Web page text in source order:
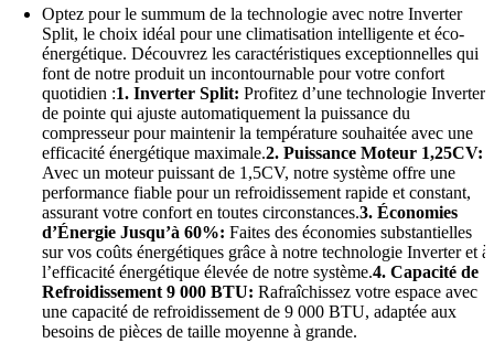
Optez pour le summum de la technologie avec notre Inverter
Split, le choix idéal pour une climatisation intelligente et éco-
énergétique. Découvrez les caractéristiques exceptionnelles qui
font de notre produit un incontournable pour votre confort
quotidien :1. Inverter Split: Profitez d’une technologie Inverter
de pointe qui ajuste automatiquement la puissance du
compresseur pour maintenir la température souhaitée avec une
efficacité énergétique maximale.2. Puissance Moteur 1,25CV:
Avec un moteur puissant de 1,5CV, notre système offre une
performance fiable pour un refroidissement rapide et constant,
assurant votre confort en toutes circonstances.3. Économies
d’Énergie Jusqu’à 60%: Faites des économies substantielles
sur vos coûts énergétiques grâce à notre technologie Inverter et à
l’efficacité énergétique élevée de notre système.4. Capacité de
Refroidissement 9 000 BTU: Rafraîchissez votre espace avec
une capacité de refroidissement de 9 000 BTU, adaptée aux
besoins de pièces de taille moyenne à grande.